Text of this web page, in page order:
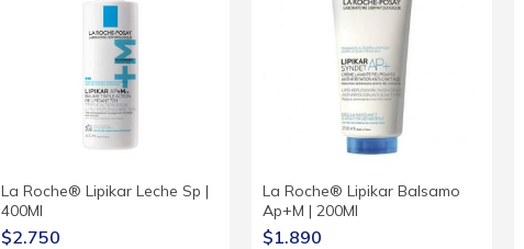
La Roche® Lipikar Leche Sp |
400Ml
$2.750
La Roche® Lipikar Balsamo
Ap+M | 200Ml
$1.890